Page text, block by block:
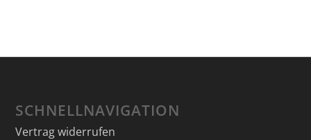
SCHNELLNAVIGATION
Vertrag widerrufen